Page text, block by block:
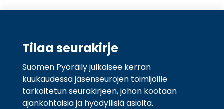
Tilaa seurakirje
Suomen Pyöräily julkaisee kerran
kuukaudessa jäsenseurojen toimijoille
tarkoitetun seurakirjeen, johon kootaan
ajankohtaisia ja hyödyllisiä asioita.